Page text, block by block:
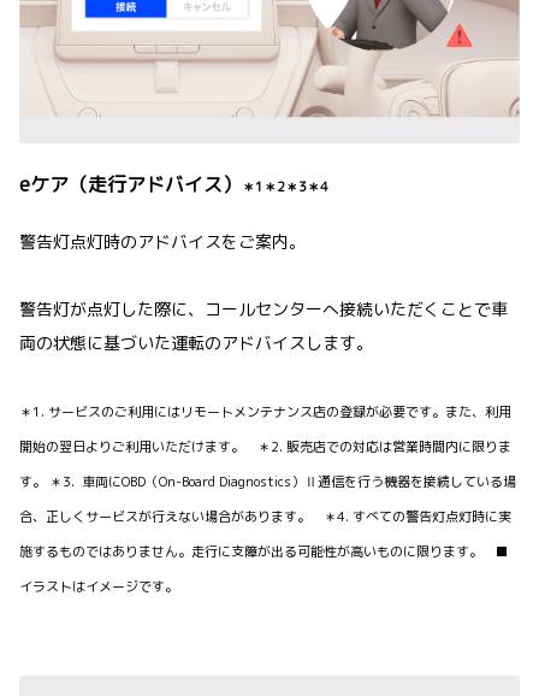
eケア（走行アドバイス） ＊1＊2＊3＊4
警告灯点灯時のアドバイスをご案内。
警告灯が点灯した際に、コールセンターへ接続いただくことで車
両の状態に基づいた運転のアドバイスします。
＊1. サービスのご利用にはリモートメンテナンス店の登録が必要です。また、利用
開始の翌日よりご利用いただけます。 ＊2. 販売店での対応は営業時間内に限りま
す。 ＊3. 車両にOBD（On-Board Diagnostics）Ⅱ通信を行う機器を接続している場
合、正しくサービスが行えない場合があります。 ＊4. すべての警告灯点灯時に実
施するものではありません。走行に支障が出る可能性が高いものに限ります。 ■
イラストはイメージです。